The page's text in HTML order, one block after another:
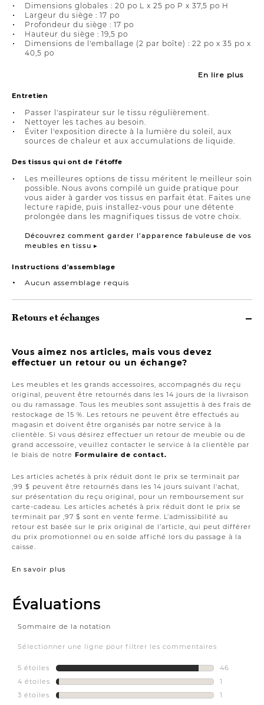
Dimensions globales : 20 po L x 25 po P x 37,5 po H
Largeur du siège : 17 po
Profondeur du siège : 17 po
Hauteur du siège : 19,5 po
Dimensions de l'emballage (2 par boîte) : 22 po x 35 po x
40,5 po
En lire plus
Entretien
Passer l'aspirateur sur le tissu régulièrement.
Nettoyer les taches au besoin.
Éviter l'exposition directe à la lumière du soleil, aux
sources de chaleur et aux accumulations de liquide.
Des tissus qui ont de l'étoffe
Les meilleures options de tissu méritent le meilleur soin
possible. Nous avons compilé un guide pratique pour
vous aider à garder vos tissus en parfait état. Faites une
lecture rapide, puis installez-vous pour une détente
prolongée dans les magnifiques tissus de votre choix.
Découvrez comment garder l’apparence fabuleuse de vos
meubles en tissu ▸
Instructions d'assemblage
Aucun assemblage requis
Retours et échanges
Vous aimez nos articles, mais vous devez
effectuer un retour ou un échange?
Les meubles et les grands accessoires, accompagnés du reçu
original, peuvent être retournés dans les 14 jours de la livraison
ou du ramassage. Tous les meubles sont assujettis à des frais de
restockage de 15 %. Les retours ne peuvent être effectués au
magasin et doivent être organisés par notre service à la
clientèle. Si vous désirez effectuer un retour de meuble ou de
grand accessoire, veuillez contacter le service à la clientèle par
le biais de notre Formulaire de contact.
Les articles achetés à prix réduit dont le prix se terminait par
,99 $ peuvent être retournés dans les 14 jours suivant l'achat,
sur présentation du reçu original, pour un remboursement sur
carte-cadeau. Les articles achetés à prix réduit dont le prix se
terminait par ,97 $ sont en vente ferme. L’admissibilité au
retour est basée sur le prix original de l’article, qui peut différer
du prix promotionnel ou en solde affiché lors du passage à la
caisse.
En savoir plus